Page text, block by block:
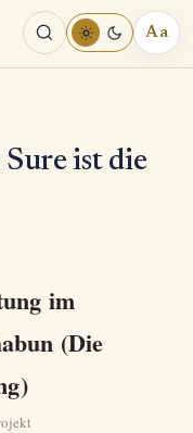
Aa
ist die
im
(Die